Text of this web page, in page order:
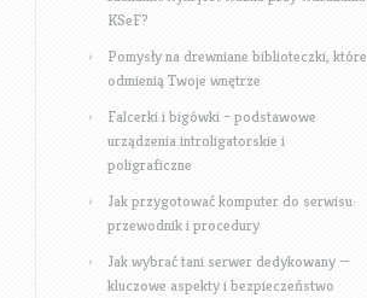
KSeF?
Pomysły na drewniane biblioteczki, które
odmienią Twoje wnętrze
Falcerki i bigówki – podstawowe
urządzenia introligatorskie i
poligraficzne
Jak przygotować komputer do serwisu:
przewodnik i procedury
Jak wybrać tani serwer dedykowany —
kluczowe aspekty i bezpieczeństwo